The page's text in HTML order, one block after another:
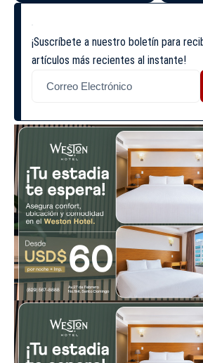
¡Suscríbete a nuestro boletín para
artículos más recientes al instante!